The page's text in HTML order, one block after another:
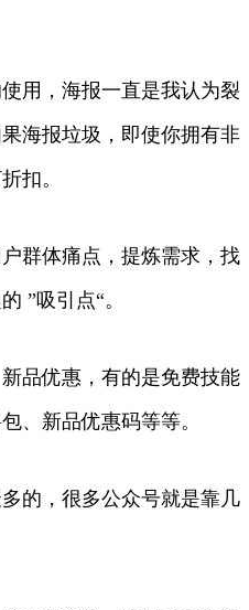
用，海报一直是我认为裂
海报垃圾，即使你拥有非
扣。
群体痛点，提炼需求，找
”吸引点“。
品优惠，有的是免费技能
、新品优惠码等等。
的，很多公众号就是靠几